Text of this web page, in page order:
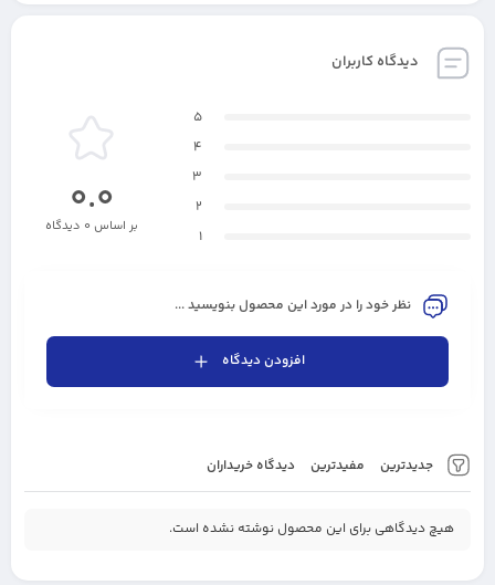
دیدگاه کاربران
جدیدترین مفیدترین دیدگاه خریداران
هیچ دیدگاهی برای این محصول نوشته نشده است.
5
4
3
2
1
0.0
بر اساس 0 دیدگاه
نظر خود را در مورد این محصول بنویسید ...
افزودن دیدگاه